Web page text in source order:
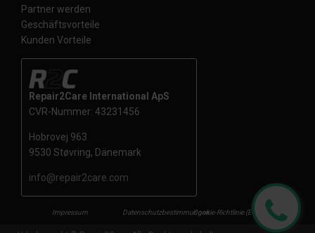
Partner werden
Geschäftsvorteile
Kunden Vorteile
Repair2Care International ApS
CVR-Nummer: 43231456
Hobrovej 963
9530 Støvring, Dänemark
info@repair2care.com
Impressum DatenschutzbestimmungenCookie-Richtlinie (EU)